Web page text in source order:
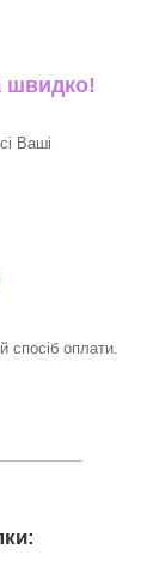
швидко!
Ваші
спосіб оплати.